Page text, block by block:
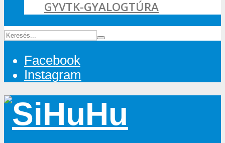
GYVTK-GYALOGTÚRA
Facebook
Instagram